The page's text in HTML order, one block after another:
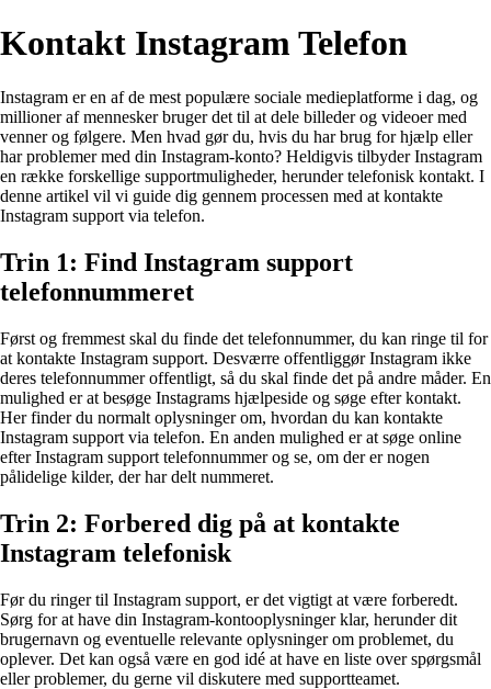
Kontakt Instagram Telefon
Instagram er en af de mest populære sociale medieplatforme i dag, og
millioner af mennesker bruger det til at dele billeder og videoer med
venner og følgere. Men hvad gør du, hvis du har brug for hjælp eller
har problemer med din Instagram-konto? Heldigvis tilbyder Instagram
en række forskellige supportmuligheder, herunder telefonisk kontakt. I
denne artikel vil vi guide dig gennem processen med at kontakte
Instagram support via telefon.
Trin 1: Find Instagram support
telefonnummeret
Først og fremmest skal du finde det telefonnummer, du kan ringe til for
at kontakte Instagram support. Desværre offentliggør Instagram ikke
deres telefonnummer offentligt, så du skal finde det på andre måder. En
mulighed er at besøge Instagrams hjælpeside og søge efter kontakt.
Her finder du normalt oplysninger om, hvordan du kan kontakte
Instagram support via telefon. En anden mulighed er at søge online
efter Instagram support telefonnummer og se, om der er nogen
pålidelige kilder, der har delt nummeret.
Trin 2: Forbered dig på at kontakte
Instagram telefonisk
Før du ringer til Instagram support, er det vigtigt at være forberedt.
Sørg for at have din Instagram-kontooplysninger klar, herunder dit
brugernavn og eventuelle relevante oplysninger om problemet, du
oplever. Det kan også være en god idé at have en liste over spørgsmål
eller problemer, du gerne vil diskutere med supportteamet.